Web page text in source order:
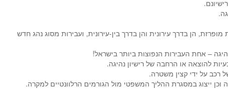
מופרזת, הן בדרך עירונית והן בדרך בין-עירונית, ועבירות מסוג נהג חדש
– אחת העבירות הנפוצות ביותר בישראל!
להוצאה או הרחבה של רישיון נהיגה.
רכב על ידי קצין משטרה.
ייצוג במסגרת ההליך המשפטי מול הגורמים הרלוונטיים למקרה.